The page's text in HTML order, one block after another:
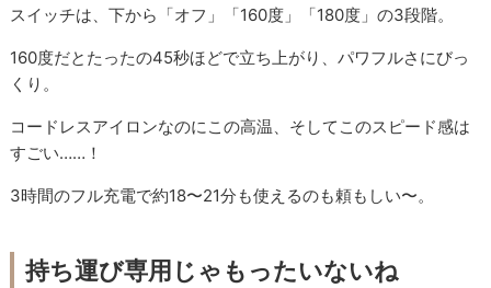
スイッチは、下から「オフ」「160度」「180度」の3段階。
160度だとたったの45秒ほどで立ち上がり、パワフルさにびっ
くり。
コードレスアイロンなのにこの高温、そしてこのスピード感は
すごい……！
3時間のフル充電で約18〜21分も使えるのも頼もしい〜。
持ち運び専用じゃもったいないね